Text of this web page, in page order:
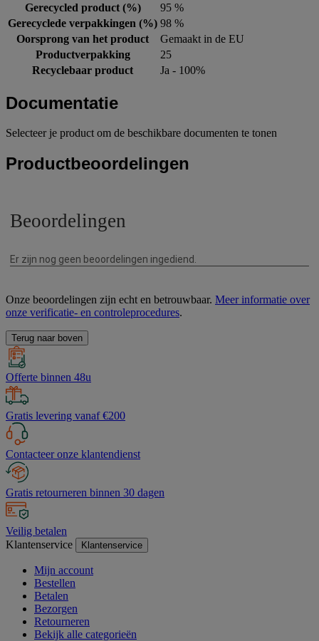
Gerecycled product (%)
95 %
Gerecyclede verpakkingen (%) 98 %
Oorsprong van het product
Gemaakt in de EU
Productverpakking
25
Recyclebaar product
Ja - 100%
Documentatie
Selecteer je product om de beschikbare documenten te tonen
Productbeoordelingen
Onze beoordelingen zijn echt en betrouwbaar. Meer informatie over
onze verificatie- en controleprocedures.
Terug naar boven
Offerte binnen 48u
Gratis levering vanaf €200
Contacteer onze klantendienst
Gratis retourneren binnen 30 dagen
Veilig betalen
Klantenservice
Klantenservice
Mijn account
Bestellen
Betalen
Bezorgen
Retourneren
Bekijk alle categorieën